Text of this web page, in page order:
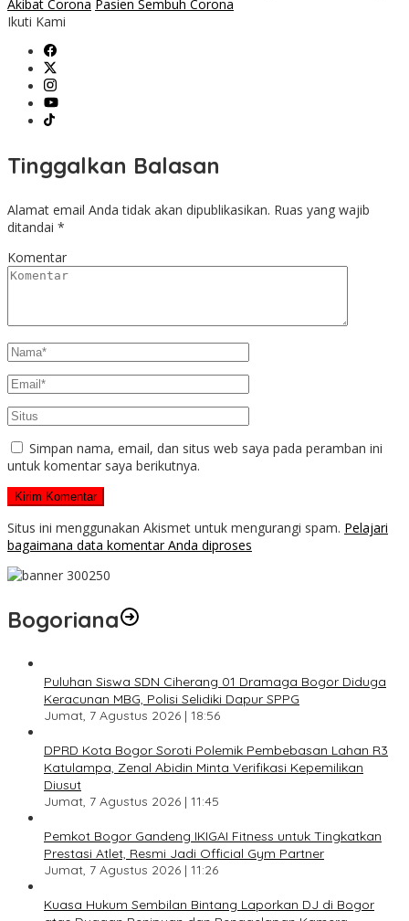
Akibat Corona Pasien Sembuh Corona
Ikuti Kami
Tinggalkan Balasan
Alamat email Anda tidak akan dipublikasikan. Ruas yang wajib
ditandai *
Komentar
Simpan nama, email, dan situs web saya pada peramban ini
untuk komentar saya berikutnya.
Situs ini menggunakan Akismet untuk mengurangi spam. Pelajari
bagaimana data komentar Anda diproses
Bogoriana
Puluhan Siswa SDN Ciherang 01 Dramaga Bogor Diduga
Keracunan MBG, Polisi Selidiki Dapur SPPG
Jumat, 7 Agustus 2026 | 18:56
DPRD Kota Bogor Soroti Polemik Pembebasan Lahan R3
Katulampa, Zenal Abidin Minta Verifikasi Kepemilikan
Diusut
Jumat, 7 Agustus 2026 | 11:45
Pemkot Bogor Gandeng IKIGAI Fitness untuk Tingkatkan
Prestasi Atlet, Resmi Jadi Official Gym Partner
Jumat, 7 Agustus 2026 | 11:26
Kuasa Hukum Sembilan Bintang Laporkan DJ di Bogor